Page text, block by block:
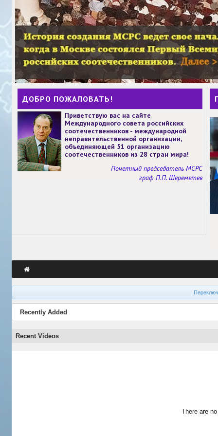
ДОБРО ПОЖАЛОВАТЬ!
Приветствую вас на сайте
Международного совета российских
соотечественников - международной
неправительственной организации,
объединяющей 51 организацию
соотечественников из 28 стран мира!
Почетный председатель МСРС
граф П.П. Шереметев
Recently Added
Recent Videos
There are